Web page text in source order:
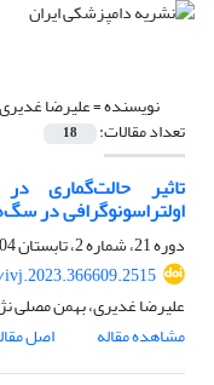
نویسنده =علیرضا غدیری
تعداد مقالات: 18
تاثیر حالت‌گماری
اولتراسونوگرافی در
دوره 21، شماره 2، تابستان 1404، صفحه
علیرضا غدیری، بهمن مصلی
مشاهده مقاله
اصل